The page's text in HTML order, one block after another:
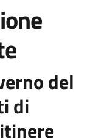
del
di